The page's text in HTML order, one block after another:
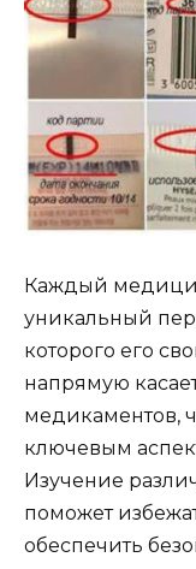
Каждый
уникальный
которого его
напрямую
медикаментов,
ключевым
Изучение
поможет
обеспечить